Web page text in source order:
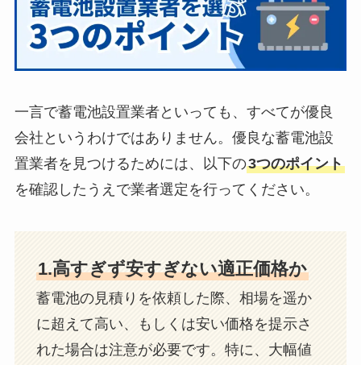
一言で蓄電池設置業者といっても、すべてが優良
会社というわけではありません。優良な蓄電池設
置業者を見つけるためには、以下の3つのポイント
を確認したうえで業者選定を行ってください。
1.高すぎず安すぎない適正価格か
蓄電池の見積りを依頼した際、相場を遥か
に超えて高い、もしくは安い価格を提示さ
れた場合は注意が必要です。特に、大幅値